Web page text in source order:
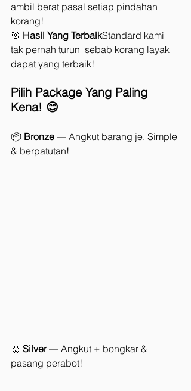
ambil berat pasal setiap pindahan
korang!
🎯 Hasil Yang TerbaikStandard kami
tak pernah turun  sebab korang layak
dapat yang terbaik!
Pilih Package Yang Paling
Kena! 😊
📦 Bronze — Angkut barang je. Simple
& berpatutan!
🥈 Silver — Angkut + bongkar &
pasang perabot!